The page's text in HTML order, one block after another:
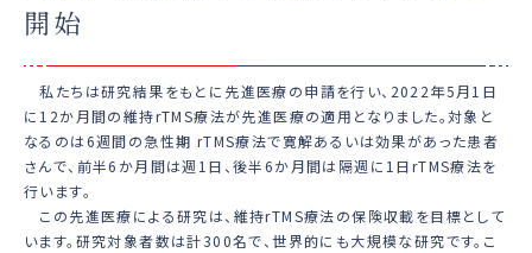
開始
私たちは研究結果をもとに先進医療の申請を行い、2022年5月1日
に12か月間の維持rTMS療法が先進医療の適用となりました。対象と
なるのは6週間の急性期 rTMS療法で寛解あるいは効果があった患者
さんで、前半6か月間は週1日、後半6か月間は隔週に1日rTMS療法を
行います。
この先進医療による研究は、維持rTMS療法の保険収載を目標として
います。研究対象者数は計300名で、世界的にも大規模な研究です。こ